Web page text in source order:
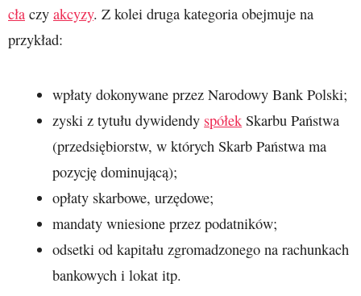
cła czy akcyzy. Z kolei druga kategoria obejmuje na
przykład:
wpłaty dokonywane przez Narodowy Bank Polski;
zyski z tytułu dywidendy spółek Skarbu Państwa
(przedsiębiorstw, w których Skarb Państwa ma
pozycję dominującą);
opłaty skarbowe, urzędowe;
mandaty wniesione przez podatników;
odsetki od kapitału zgromadzonego na rachunkach
bankowych i lokat itp.